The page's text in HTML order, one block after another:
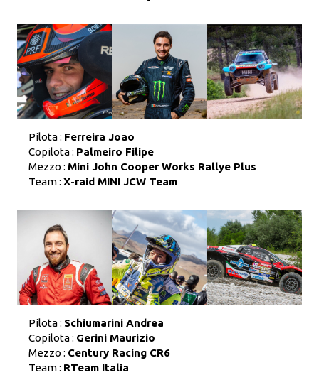
Pilota : Ferreira Joao
Copilota : Palmeiro Filipe
Mezzo : Mini John Cooper Works Rallye Plus
Team : X-raid MINI JCW Team
Pilota : Schiumarini Andrea
Copilota : Gerini Maurizio
Mezzo : Century Racing CR6
Team : RTeam Italia